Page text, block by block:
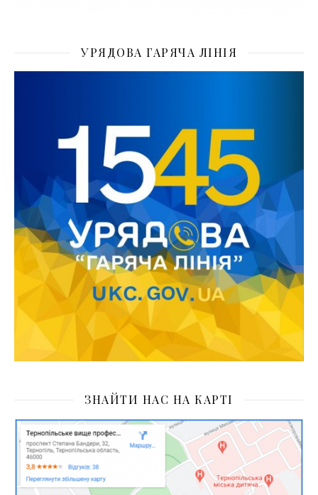
УРЯДОВА ГАРЯЧА ЛІНІЯ
ЗНАЙТИ НАС НА КАРТІ